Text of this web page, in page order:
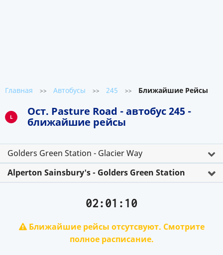
Главная >> Автобусы >> 245 >> Ближайшие Рейсы
L
Ост. Pasture Road - автобус 245 -
ближайшие рейсы
Golders Green Station - Glacier Way
Alperton Sainsbury's - Golders Green Station
02:01:10
Ближайшие рейсы отсутсвуют. Смотрите
полное расписание.